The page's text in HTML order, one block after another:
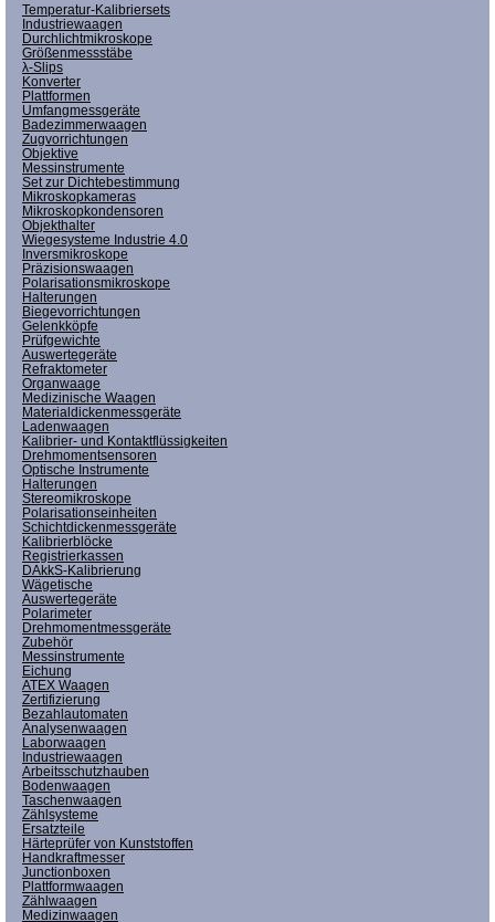
Temperatur-Kalibriersets
Industriewaagen
Durchlichtmikroskope
Größenmessstäbe
λ-Slips
Konverter
Plattformen
Umfangmessgeräte
Badezimmerwaagen
Zugvorrichtungen
Objektive
Messinstrumente
Set zur Dichtebestimmung
Mikroskopkameras
Mikroskopkondensoren
Objekthalter
Wiegesysteme Industrie 4.0
Inversmikroskope
Präzisionswaagen
Polarisationsmikroskope
Halterungen
Biegevorrichtungen
Gelenkköpfe
Prüfgewichte
Auswertegeräte
Refraktometer
Organwaage
Medizinische Waagen
Materialdickenmessgeräte
Ladenwaagen
Kalibrier- und Kontaktflüssigkeiten
Drehmomentsensoren
Optische Instrumente
Halterungen
Stereomikroskope
Polarisationseinheiten
Schichtdickenmessgeräte
Kalibrierblöcke
Registrierkassen
DAkkS-Kalibrierung
Wägetische
Auswertegeräte
Polarimeter
Drehmomentmessgeräte
Zubehör
Messinstrumente
Eichung
ATEX Waagen
Zertifizierung
Bezahlautomaten
Analysenwaagen
Laborwaagen
Industriewaagen
Arbeitsschutzhauben
Bodenwaagen
Taschenwaagen
Zählsysteme
Ersatzteile
Härteprüfer von Kunststoffen
Handkraftmesser
Junctionboxen
Plattformwaagen
Zählwaagen
Medizinwaagen